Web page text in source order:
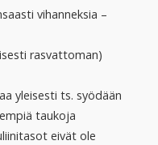
vihanneksia –
rasvattoman)
yleisesti ts. syödään
taukoja
eivät ole